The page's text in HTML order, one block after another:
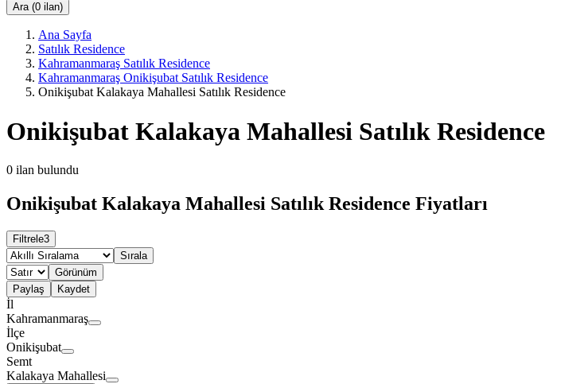
Ara (0 ilan)
Ana Sayfa
Satılık Residence
Kahramanmaraş Satılık Residence
Kahramanmaraş Onikişubat Satılık Residence
Onikişubat Kalakaya Mahallesi Satılık Residence
Onikişubat Kalakaya Mahallesi Satılık Residence
0 ilan bulundu
Onikişubat Kalakaya Mahallesi Satılık Residence Fiyatları
Filtrele3
Sırala
Görünüm
Paylaş
Kaydet
İl
Kahramanmaraş
İlçe
Onikişubat
Semt
Kalakaya Mahallesi